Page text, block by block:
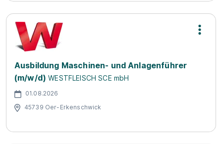
Ausbildung Maschinen- und Anlagenführer
(m/w/d) WESTFLEISCH SCE mbH
01.08.2026
45739 Oer-Erkenschwick